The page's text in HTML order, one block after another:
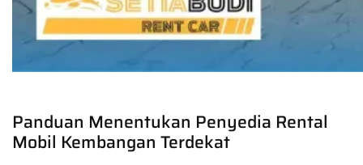
Panduan Menentukan Penyedia Rental
Mobil Kembangan Terdekat